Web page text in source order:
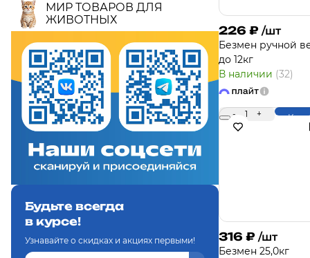
МИР ТОВАРОВ ДЛЯ
ЖИВОТНЫХ
Будьте всегда
в курсе!
Узнавайте о скидках и акциях первыми!
226 ₽ /шт
Безмен ручной
до 12кг
В наличии (32)
- 1 +
316 ₽ /шт
Безмен 25,0кг